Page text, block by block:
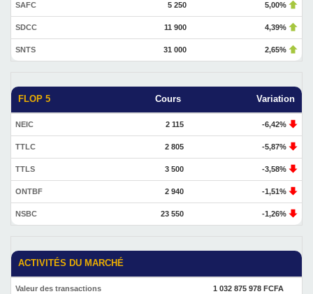
SAFC 5 250 5,00%
SDCC 11 900 4,39%
SNTS 31 000 2,65%
FLOP 5 Cours Variation
NEIC 2 115 -6,42%
TTLC 2 805 -5,87%
TTLS 3 500 -3,58%
ONTBF 2 940 -1,51%
NSBC 23 550 -1,26%
ACTIVITÉS DU MARCHÉ
Valeur des transactions 1 032 875 978 FCFA